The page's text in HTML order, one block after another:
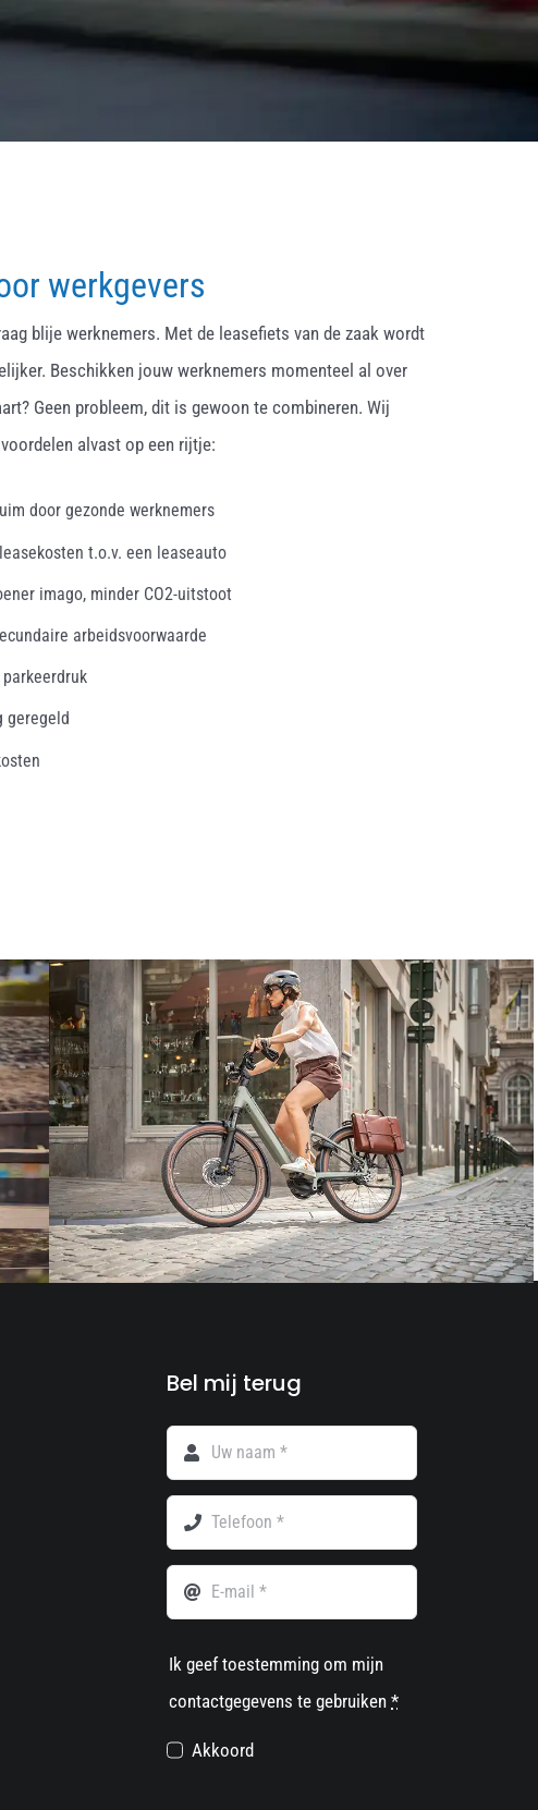
werkgevers
blije werknemers. Met de leasefiets van de zaak wordt
Beschikken jouw werknemers momenteel al over
Geen probleem, dit is gewoon te combineren. Wij
alvast op een rijtje:
door gezonde werknemers
t.o.v. een leaseauto
imago, minder CO2-uitstoot
arbeidsvoorwaarde
geregeld
Bel mij terug
Ik geef toestemming om mijn
contactgegevens te gebruiken*
Akkoord